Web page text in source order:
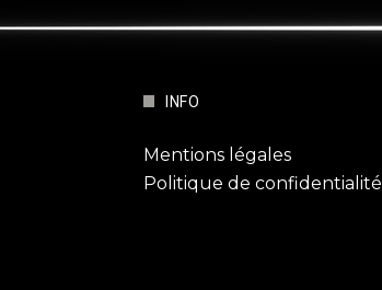
INFO
Mentions légales
Politique de confidentialité